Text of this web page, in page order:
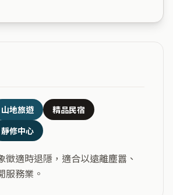
山地旅遊
精品民宿
靜修中心
徵適時退隱，適合以遠離塵囂、
服務業。